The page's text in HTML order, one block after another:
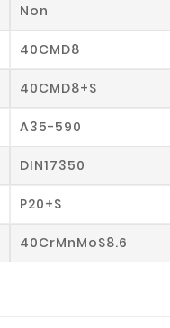
Non
40CMD8
40CMD8+S
A35-590
DIN17350
P20+S
40CrMnMoS8.6